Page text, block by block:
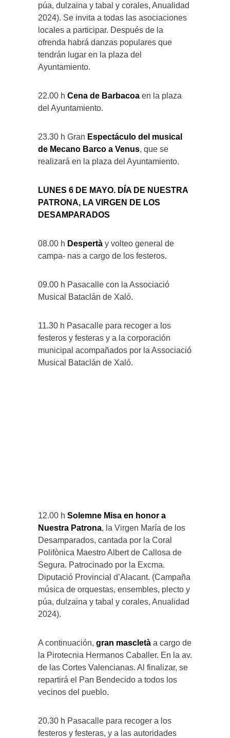
púa, dulzaina y tabal y corales, Anualidad
2024). Se invita a todas las asociaciones
locales a participar. Después de la
ofrenda habrá danzas populares que
tendrán lugar en la plaza del
Ayuntamiento.
22.00 h Cena de Barbacoa en la plaza
del Ayuntamiento.
23.30 h Gran Espectáculo del musical
de Mecano Barco a Venus, que se
realizará en la plaza del Ayuntamiento.
LUNES 6 DE MAYO. DÍA DE NUESTRA
PATRONA, LA VIRGEN DE LOS
DESAMPARADOS
08.00 h Despertà y volteo general de
campa- nas a cargo de los festeros.
09.00 h Pasacalle con la Associació
Musical Bataclán de Xaló.
11.30 h Pasacalle para recoger a los
festeros y festeras y a la corporación
municipal acompañados por la Associació
Musical Bataclán de Xaló.
12.00 h Solemne Misa en honor a
Nuestra Patrona, la Virgen María de los
Desamparados, cantada por la Coral
Polifònica Maestro Albert de Callosa de
Segura. Patrocinado por la Excma.
Diputació Provincial d’Alacant. (Campaña
música de orquestas, ensembles, plecto y
púa, dulzaina y tabal y corales, Anualidad
2024).
A continuación, gran mascletà a cargo de
la Pirotecnia Hermanos Caballer. En la av.
de las Cortes Valencianas. Al finalizar, se
repartirá el Pan Bendecido a todos los
vecinos del pueblo.
20.30 h Pasacalle para recoger a los
festeros y festeras, y a las autoridades